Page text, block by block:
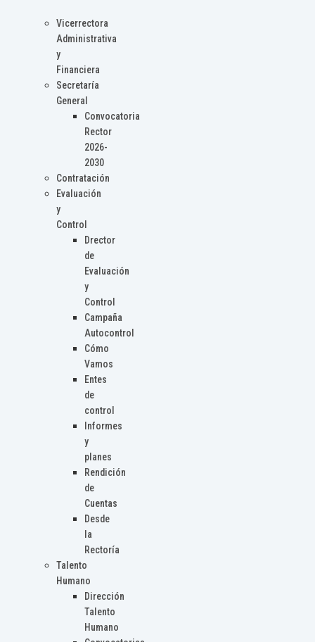
Vicerrectora
Administrativa
y
Financiera
Secretaría
General
Convocatoria
Rector
2026-
2030
Contratación
Evaluación
y
Control
Drector
de
Evaluación
y
Control
Campaña
Autocontrol
Cómo
Vamos
Entes
de
control
Informes
y
planes
Rendición
de
Cuentas
Desde
la
Rectoría
Talento
Humano
Dirección
Talento
Humano